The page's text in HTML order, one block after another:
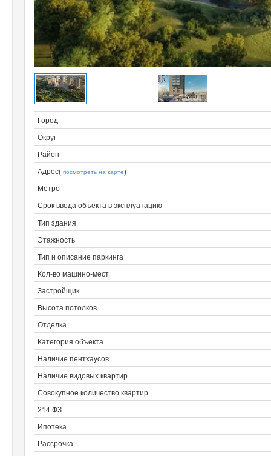
Город
Округ
Район
Адрес( посмотреть на карте)
Метро
Срок ввода объекта в эксплуатацию
Тип здания
Этажность
Тип и описание паркинга
Кол-во машино-мест
Застройщик
Высота потолков
Отделка
Категория объекта
Наличие пентхаусов
Наличие видовых квартир
Совокупное количество квартир
214 ФЗ
Ипотека
Рассрочка